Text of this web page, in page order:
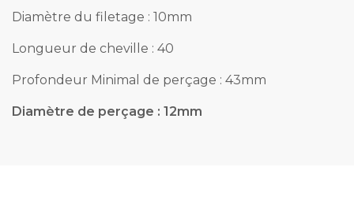
Diamètre du filetage : 10mm
Longueur de cheville : 40
Profondeur Minimal de perçage : 43mm
Diamètre de perçage : 12mm